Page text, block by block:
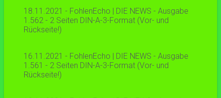
18.11.2021 - FohlenEcho | DIE NEWS - Ausgabe
1.562 - 2 Seiten DIN-A-3-Format (Vor- und
Rückseite!)
16.11.2021 - FohlenEcho | DIE NEWS - Ausgabe
1.561 - 2 Seiten DIN-A-3-Format (Vor- und
Rückseite!)